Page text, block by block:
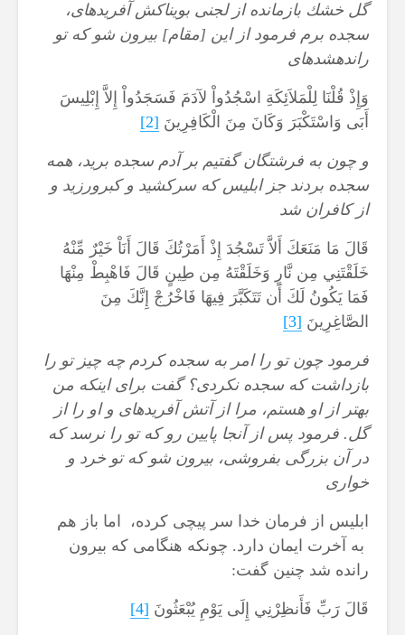
گل خشك بازمانده از لجنى بويناكش آفريده‏اى،
سجده برم‏ فرمود از اين [مقام] بيرون شو كه تو
رانده‏شده‏اى
وَإِذْ قُلْنَا لِلْمَلاَئِكَةِ اسْجُدُواْ لآدَمَ فَسَجَدُواْ إِلاَّ إِبْلِيسَ
أَبَى وَاسْتَكْبَرَ وَكَانَ مِنَ الْكَافِرِينَ [2]
و چون به فرشتگان گفتيم بر آدم سجده بريد، همه
سجده بردند جز ابليس كه سركشيد و كبرورزيد و
از كافران شد
قَالَ مَا مَنَعَكَ أَلاَّ تَسْجُدَ إِذْ أَمَرْتُكَ قَالَ أَنَاْ خَيْرٌ مِّنْهُ
خَلَقْتَنِي مِن نَّارٍ وَخَلَقْتَهُ مِن طِينٍ قَالَ فَاهْبِطْ مِنْهَا
فَمَا يَكُونُ لَكَ أَن تَتَكَبَّرَ فِيهَا فَاخْرُجْ إِنَّكَ مِنَ
الصَّاغِرِينَ [3]
فرمود چون تو را امر به سجده كردم چه چيز تو را
بازداشت كه سجده نكردى؟ گفت براى اينكه من
بهتر از او هستم، مرا از آتش آفريده‏اى و او را از
گل‏. فرمود پس از آنجا پايين رو كه تو را نرسد كه
در آن بزرگى بفروشى، بيرون شو كه تو خرد و
خوارى
ابلیس از فرمان خدا سر پیچی کرده، اما باز هم
به آخرت ایمان دارد. چونکه هنگامی که بیرون
رانده شد چنین گفت:
قَالَ رَبِّ فَأَنظِرْنِي إِلَى يَوْمِ يُبْعَثُونَ [4]